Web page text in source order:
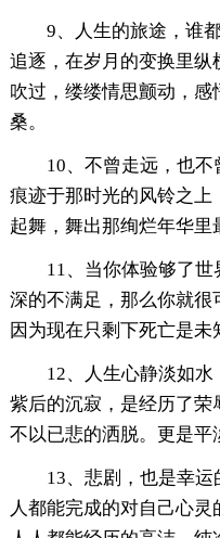
9、人生的旅途，谁
追逐，在岁月的变换里
吹过，缕缕情思颤动，
桑。
10、不曾走远，也
痕迹于那时光的风铃之
起舞，舞出那绚烂年华里
11、当你体验够了
深的不满足，那么你就很
因为现在只剩下死亡是未
12、人生心静淡如
紫后的沉寂，是经历了荣
不以已悲的洒脱。更是平
13、悲剧，也是幸
人都能完成的对自己心